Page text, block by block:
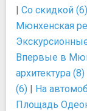
| Со скидкой (6)
Мюнхенская
Впервые в
архитектура (8)
(6) | На
Площадь